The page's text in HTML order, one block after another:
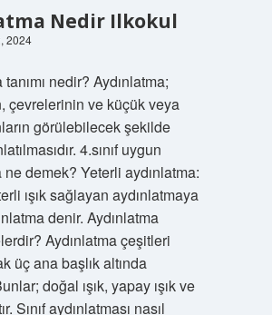
Nedir Ilkokul
2024
nedir? Aydınlatma;
çevrelerinin ve küçük veya
görülebilecek şekilde
4.sınıf uygun
ne demek? Yeterli aydınlatma:
ışık sağlayan aydınlatmaya
denir. Aydınlatma
Aydınlatma çeşitleri
üç ana başlık altında
doğal ışık, yapay ışık ve
Sınıf aydınlatması nasıl